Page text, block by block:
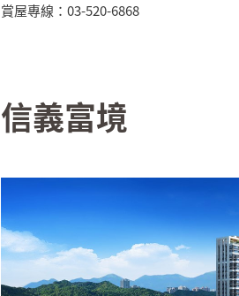
賞屋專線：03-520-6868
信義富境